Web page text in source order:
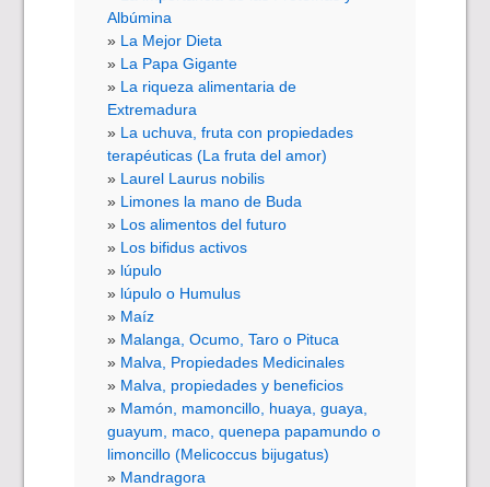
Albúmina
La Mejor Dieta
La Papa Gigante
La riqueza alimentaria de
Extremadura
La uchuva, fruta con propiedades
terapéuticas (La fruta del amor)
Laurel Laurus nobilis
Limones la mano de Buda
Los alimentos del futuro
Los bifidus activos
lúpulo
lúpulo o Humulus
Maíz
Malanga, Ocumo, Taro o Pituca
Malva, Propiedades Medicinales
Malva, propiedades y beneficios
Mamón, mamoncillo, huaya, guaya,
guayum, maco, quenepa papamundo o
limoncillo (Melicoccus bijugatus)
Mandragora